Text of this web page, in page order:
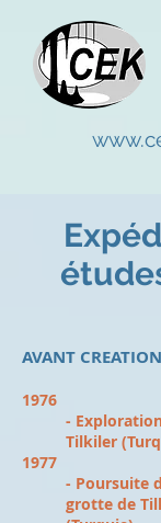
AVANT
1976
-
Tilkiler
1977
- Poursuite
grotte de